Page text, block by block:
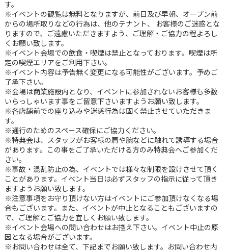
す。
※イベントの観覧は無料となりますが、前日及び早朝、オープン前
からの場所取りなどの行為は、他のテナント、 お客様のご迷惑とな
りますので、ご遠慮いただきますよう、ご理解・ご協力の程よろし
くお願い致します。
※イベント会場での飲食・喫煙は禁止となっております。喫煙は所
定の喫煙エリアをご利用下さい。
※イベント内容は予告無く変更になる可能性がございます。予めご
了承下さい。
※会場は商業施設内となり、イベントに参加されないお客様も多数
いらっしゃいます事をご留意下さいますようお願い致します。
※各店舗前での座り込みや迷惑行為は固く禁止させていただきま
す。
※通行のためのスペース確保にご協力ください。
※特典会は、スタッフがお客様の肩や腕などに触れて誘導する場合
があります。この事をご了承いただける方のみ特典会へご参加くだ
さい。
※事故・混乱防止の為、イベントでは様々な制限を設けさせて頂く
ことがあります。イベント当日は必ずスタッフの指示に従って頂き
ますようお願い致します。
※注意事項をお守り頂けない方はイベントにご参加頂けなくなる場
合もございます。また、イベントが中止となることもございますの
で、ご理解とご協力を宜しくお願い致します。
※イベント会場への問い合わせはお控え下さい。イベント中止の原
因となる場合がございます。
※お問い合わせは全て、下記までお願い致します。お問い合わせ内